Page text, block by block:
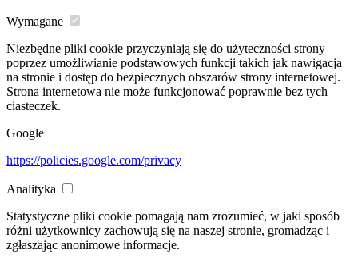
Wymagane
Niezbędne pliki cookie przyczyniają się do użyteczności strony
poprzez umożliwianie podstawowych funkcji takich jak nawigacja
na stronie i dostęp do bezpiecznych obszarów strony internetowej.
Strona internetowa nie może funkcjonować poprawnie bez tych
ciasteczek.
Google
https://policies.google.com/privacy
Analityka
Statystyczne pliki cookie pomagają nam zrozumieć, w jaki sposób
różni użytkownicy zachowują się na naszej stronie, gromadząc i
zgłaszając anonimowe informacje.